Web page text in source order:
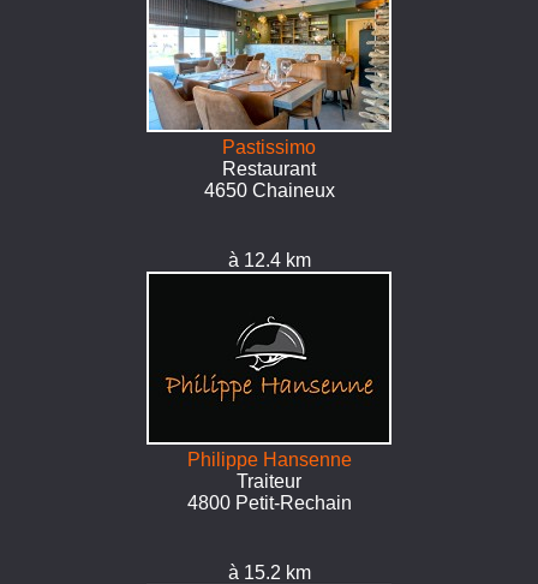
Pastissimo
Restaurant
4650 Chaineux
à 12.4 km
Philippe Hansenne
Traiteur
4800 Petit-Rechain
à 15.2 km